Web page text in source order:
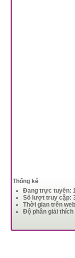
Thống kê
Đang trực tuyến:
Số lượt truy cập:
Thời gian trên
Độ phân giải